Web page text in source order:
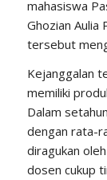
mahasiswa
Ghozian Aulia
tersebut
Kejanggalan
memiliki
Dalam
dengan rata-
diragukan
dosen cukup